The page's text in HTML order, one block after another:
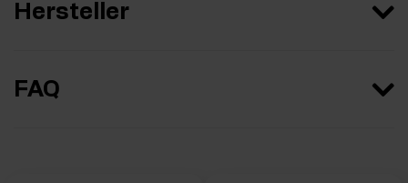
Hersteller
FAQ